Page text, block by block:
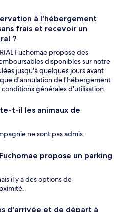
à l'hébergement
frais et recevoir un
?
Fuchomae propose des
disponibles sur notre
jusqu'à quelques jours avant
d'annulation de l'hébergement
générales d'utilisation.
t-il les animaux de
ne sont pas admis.
propose un parking
il y a des options de
d'arrivée et de départ à